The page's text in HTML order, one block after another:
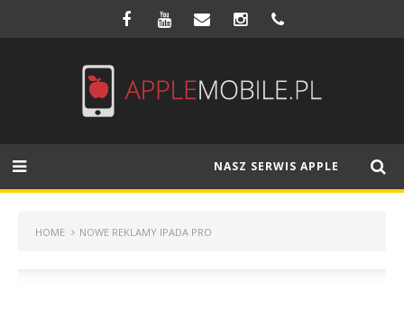
NASZ SERWIS APPLE
HOME NOWE REKLAMY IPADA PRO